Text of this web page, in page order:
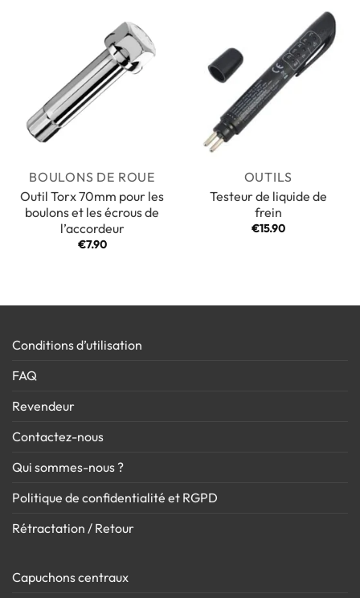
BOULONS DE ROUE
Outil Torx 70mm pour les
boulons et les écrous de
l’accordeur
€7.90
OUTILS
Testeur de liquide de
frein
€15.90
Conditions d’utilisation
FAQ
Revendeur
Contactez-nous
Qui sommes-nous ?
Politique de confidentialité et RGPD
Rétractation / Retour
Capuchons centraux